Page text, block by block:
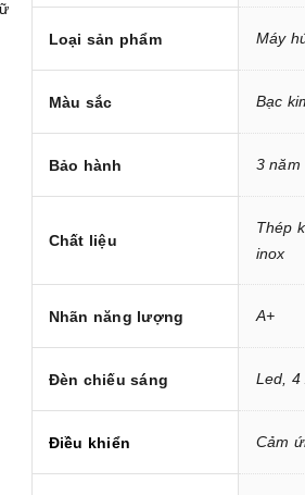
Loại sản phẩm Máy
Màu sắc Bạc
Bảo hành 3 năm
Chất liệu
Thép
inox
Nhãn năng lượng A+
Đèn chiếu sáng Led, 4
Điều khiển Cảm